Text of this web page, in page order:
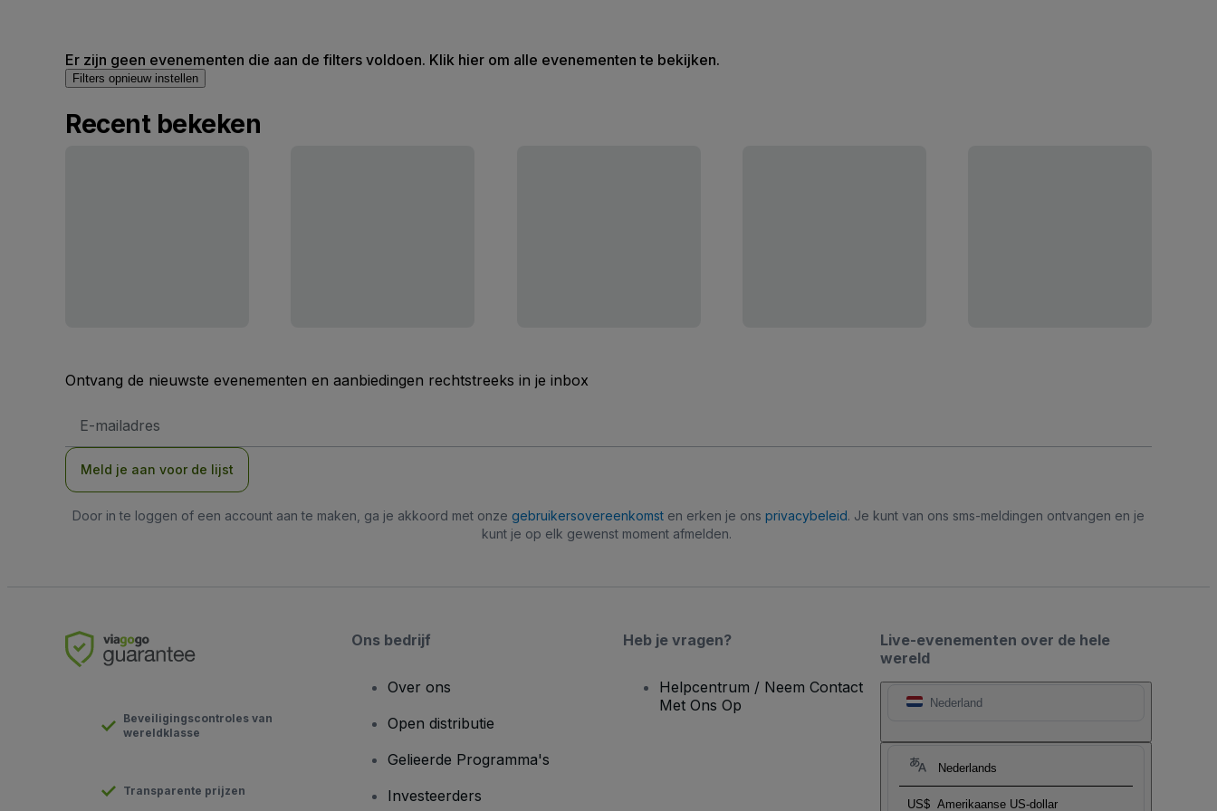
Er zijn geen evenementen die aan de filters voldoen. Klik hier om alle evenementen te bekijken.
Filters opnieuw instellen
Recent bekeken
Ontvang de nieuwste evenementen en aanbiedingen rechtstreeks in je inbox
mailadres
Meld je aan voor de lijst
Door in te loggen of een account aan te maken, ga je akkoord met onze gebruikersovereenkomst en erken je ons privacybeleid. Je kunt van ons sms-meldingen ontvangen en je
kunt je op elk gewenst moment afmelden.
Live-evenementen over de hele
wereld
Nederland
Nederlands
US$ Amerikaanse US-dollar
Beveiligingscontroles van
wereldklasse
Transparente prijzen
Ons bedrijf
Over ons
Open distributie
Gelieerde Programma's
Investeerders
Heb je vragen?
Helpcentrum / Neem Contact
Met Ons Op